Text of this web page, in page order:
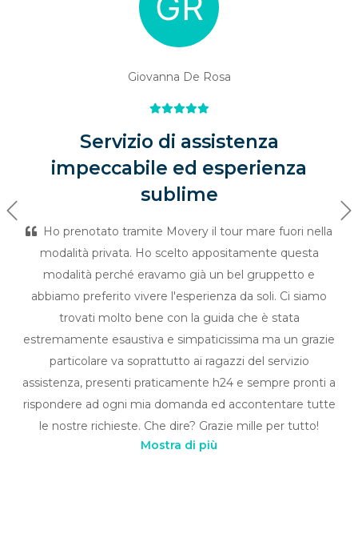
Giovanna De Rosa
Servizio di assistenza
impeccabile ed esperienza
sublime
Ho prenotato tramite Movery il tour mare fuori nella
modalità privata. Ho scelto appositamente questa
modalità perché eravamo già un bel gruppetto e
abbiamo preferito vivere l'esperienza da soli. Ci siamo
trovati molto bene con la guida che è stata
estremamente esaustiva e simpaticissima ma un grazie
particolare va soprattutto ai ragazzi del servizio
assistenza, presenti praticamente h24 e sempre pronti a
rispondere ad ogni mia domanda ed accontentare tutte
le nostre richieste. Che dire? Grazie mille per tutto!
Previous
Mostra di più